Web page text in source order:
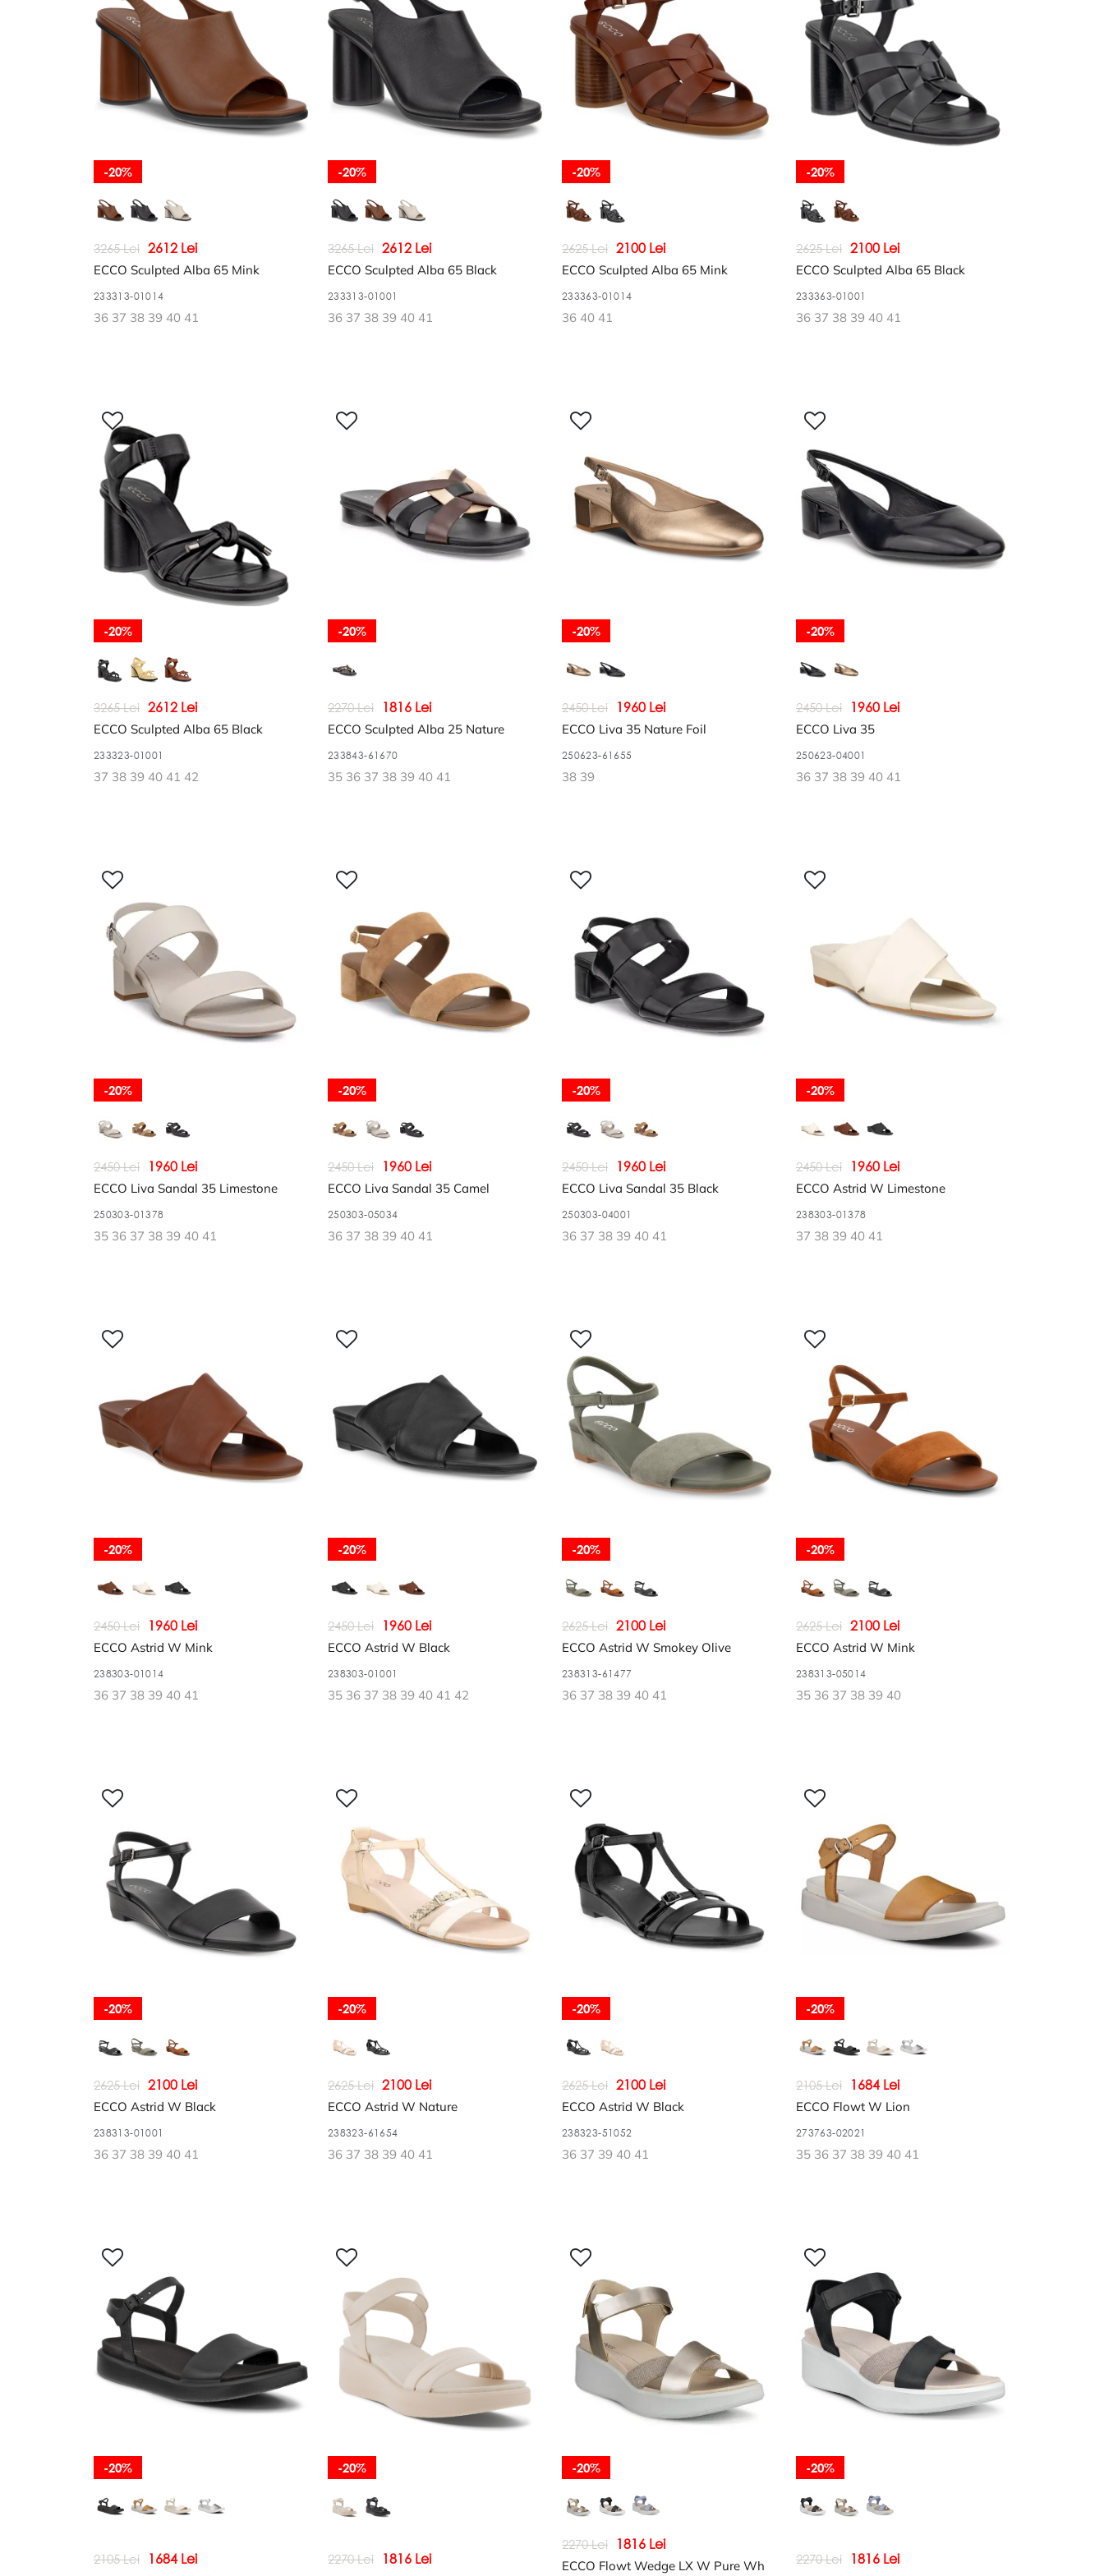
Schimb și returnare
DESPRE COMPANIE
Termeni și condiții-20%
3265 Lei 2612 Lei
ECCO Sculpted Alba 65 Mink
233313-01014
36 37 38 39 40 41
-20%
3265 Lei 2612 Lei
ECCO Sculpted Alba 65 Black
233313-01001
36 37 38 39 40 41
-20%
2625 Lei 2100 Lei
ECCO Sculpted Alba 65 Mink
233363-01014
36 40 41
-20%
2625 Lei 2100 Lei
ECCO Sculpted Alba 65 Black
233363-01001
36 37 38 39 40 41
-20%
3265 Lei 2612 Lei
ECCO Sculpted Alba 65 Black
233323-01001
37 38 39 40 41 42
-20%
2270 Lei 1816 Lei
ECCO Sculpted Alba 25 Nature
233843-61670
35 36 37 38 39 40 41
-20%
2450 Lei 1960 Lei
ECCO Liva 35 Nature Foil
250623-61655
38 39
-20%
2450 Lei 1960 Lei
ECCO Liva 35
250623-04001
36 37 38 39 40 41
-20%
2450 Lei 1960 Lei
ECCO Liva Sandal 35 Limestone
250303-01378
35 36 37 38 39 40 41
-20%
2450 Lei 1960 Lei
ECCO Liva Sandal 35 Camel
250303-05034
36 37 38 39 40 41
-20%
2450 Lei 1960 Lei
ECCO Liva Sandal 35 Black
250303-04001
36 37 38 39 40 41
-20%
2450 Lei 1960 Lei
ECCO Astrid W Limestone
238303-01378
37 38 39 40 41
-20%
2450 Lei 1960 Lei
ECCO Astrid W Mink
238303-01014
36 37 38 39 40 41
-20%
2450 Lei 1960 Lei
ECCO Astrid W Black
238303-01001
35 36 37 38 39 40 41 42
-20%
2625 Lei 2100 Lei
ECCO Astrid W Smokey Olive
238313-61477
36 37 38 39 40 41
-20%
2625 Lei 2100 Lei
ECCO Astrid W Mink
238313-05014
35 36 37 38 39 40
-20%
2625 Lei 2100 Lei
ECCO Astrid W Black
238313-01001
36 37 38 39 40 41
-20%
2625 Lei 2100 Lei
ECCO Astrid W Nature
238323-61654
36 37 38 39 40 41
-20%
2625 Lei 2100 Lei
ECCO Astrid W Black
238323-51052
36 37 39 40 41
-20%
2105 Lei 1684 Lei
ECCO Flowt W Lion
273763-02021
35 36 37 38 39 40 41
-20%
2105 Lei 1684 Lei
-20%
2270 Lei 1816 Lei
-20%
2270 Lei 1816 Lei
ECCO Flowt Wedge LX W Pure Wh
-20%
2270 Lei 1816 Lei